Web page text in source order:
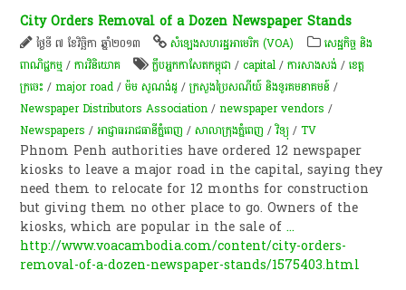
City Orders Removal of a Dozen Newspaper Stands
ថ្ងៃទី ៧ ខែវិច្ឆិកា ឆ្នាំ២០១៣ សំឡេង​សហរដ្ឋ​អាមេរិក (VOA)
សេដ្ឋកិច្ច និង
ពាណិជ្ជកម្ម /ការវិនិយោគ ក្លឹបអ្នកកាសែតកម្ពុជា /capital /ការសាងសង់ /ខេត្ត
ក្រចេះ /major road /ម៉ម សូណង់ដូ /ក្រសួង​ប្រៃសណីយ៍ និងទូរគមនាគមន៍ /
Newspaper Distributors Association /newspaper vendors /
Newspapers /អាជ្ញាធររាជធានីភ្នំពេញ /សាលាក្រុងភ្នំពេញ /វិទ្យុ /TV
Phnom Penh authorities have ordered 12 newspaper
kiosks to leave a major road in the capital, saying they
need them to relocate for 12 months for construction
but giving them no other place to go. Owners of the
kiosks, which are popular in the sale of...
http://www.voacambodia.com/content/city-orders-
removal-of-a-dozen-newspaper-stands/1575403.html